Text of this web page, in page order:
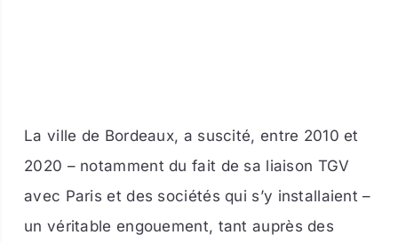
La ville de Bordeaux, a suscité, entre 2010 et
2020 – notamment du fait de sa liaison TGV
avec Paris et des sociétés qui s’y installaient –
un véritable engouement, tant auprès des